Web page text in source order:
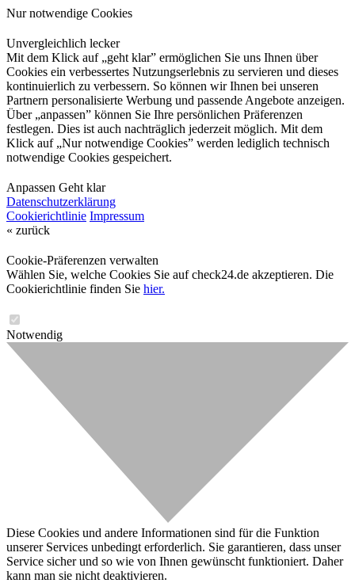
Nur notwendige Cookies
Unvergleichlich lecker
Mit dem Klick auf „geht klar” ermöglichen Sie uns Ihnen über
Cookies ein verbessertes Nutzungserlebnis zu servieren und dieses
kontinuierlich zu verbessern. So können wir Ihnen bei unseren
Partnern personalisierte Werbung und passende Angebote anzeigen.
Über „anpassen” können Sie Ihre persönlichen Präferenzen
festlegen. Dies ist auch nachträglich jederzeit möglich. Mit dem
Klick auf „Nur notwendige Cookies” werden lediglich technisch
notwendige Cookies gespeichert.
Anpassen Geht klar
Datenschutzerklärung
Cookierichtlinie Impressum
« zurück
Cookie-Präferenzen verwalten
Wählen Sie, welche Cookies Sie auf check24.de akzeptieren. Die
Cookierichtlinie finden Sie hier.
Notwendig
Diese Cookies und andere Informationen sind für die Funktion
unserer Services unbedingt erforderlich. Sie garantieren, dass unser
Service sicher und so wie von Ihnen gewünscht funktioniert. Daher
kann man sie nicht deaktivieren.